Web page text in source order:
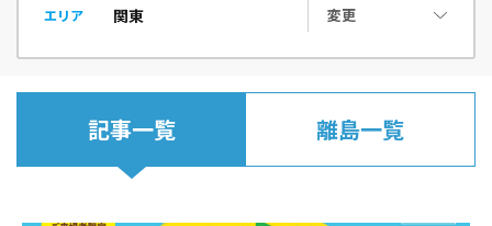
エリア 変更
記事一覧 離島一覧